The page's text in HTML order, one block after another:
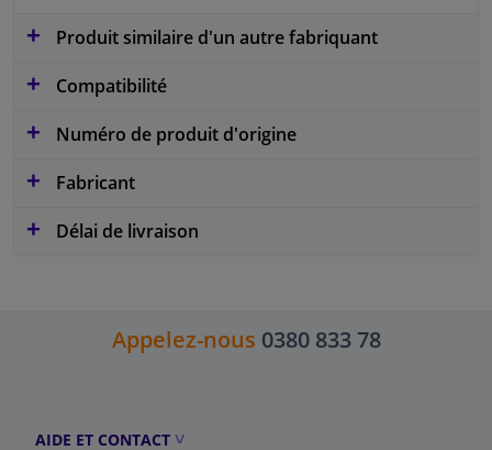
Produit similaire d'un autre fabriquant
Compatibilité
Numéro de produit d'origine
Fabricant
Délai de livraison
Appelez-nous 0380 833 78
AIDE ET CONTACT